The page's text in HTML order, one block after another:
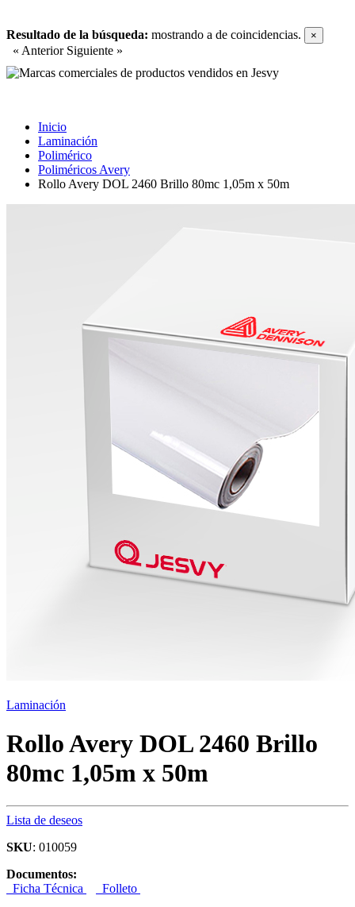
Resultado de la búsqueda: mostrando a de coincidencias. ×
« Anterior Siguiente »
Inicio
Laminación
Polimérico
Poliméricos Avery
Rollo Avery DOL 2460 Brillo 80mc 1,05m x 50m
Laminación
Rollo Avery DOL 2460 Brillo
80mc 1,05m x 50m
Lista de deseos
SKU: 010059
Documentos:
Ficha Técnica
Folleto